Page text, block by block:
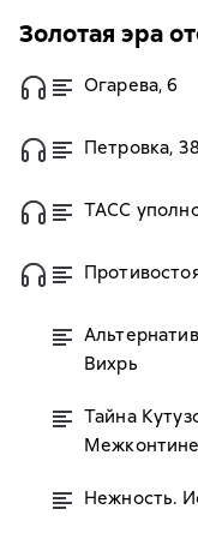
Золотая эра
Огарева, 6
Петровка, 38
ТАСС
Вихрь
Тайна
Нежность.